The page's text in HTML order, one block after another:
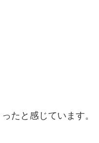
たと感じています。